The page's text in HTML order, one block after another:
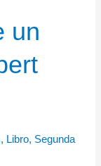
un
, Libro, Segunda